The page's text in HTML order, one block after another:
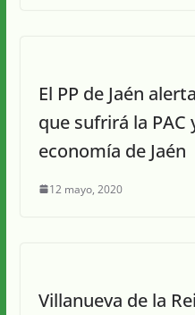
El PP de Jaén
que sufrirá la PAC
economía de Jaén
12 mayo, 2020
Villanueva de la